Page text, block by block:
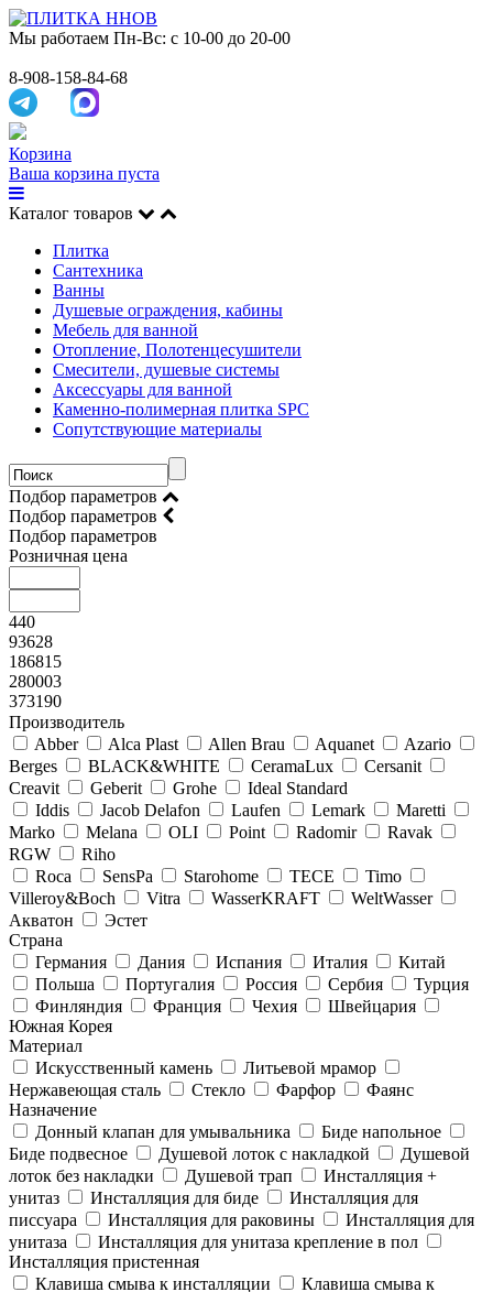
Мы работаем Пн-Вс: с 10-00 до 20-00
8-908-158-84-68
Корзина
Ваша корзина пуста
Каталог товаров
Плитка
Сантехника
Ванны
Душевые ограждения, кабины
Мебель для ванной
Отопление, Полотенцесушители
Смесители, душевые системы
Аксессуары для ванной
Каменно-полимерная плитка SPC
Сопутствующие материалы
Подбор параметров
Подбор параметров
Подбор параметров
Розничная цена
440
93628
186815
280003
373190
Производитель
Abber
Alca Plast Allen Brau Aquanet
Azario
Berges
BLACK&WHITE CeramaLux
Cersanit
Creavit
Geberit Grohe
Ideal Standard
Iddis
Jacob Delafon Laufen Lemark
Maretti
Marko
Melana OLI Point Radomir
Ravak
RGW
Riho
Roca
SensPa Starohome TECE
Timo
Villeroy&Boсh
Vitra WasserKRAFT
WeltWasser
Акватон
Эстет
Страна
Германия
Дания Испания Италия
Китай
Польша
Португалия Россия Сербия
Турция
Финляндия
Франция Чехия
Швейцария
Южная Корея
Материал
Искусственный камень
Литьевой мрамор
Нержавеющая сталь
Стекло Фарфор
Фаянс
Назначение
Донный клапан для умывальника
Биде напольное
Биде подвесное
Душевой лоток с накладкой
Душевой
лоток без накладки
Душевой трап
Инсталляция +
унитаз
Инсталляция для биде
Инсталляция для
писсуара
Инсталляция для раковины
Инсталляция для
унитаза
Инсталляция для унитаза крепление в пол
Инсталляция пристенная
Клавиша смыва к инсталляции
Клавиша смыва к